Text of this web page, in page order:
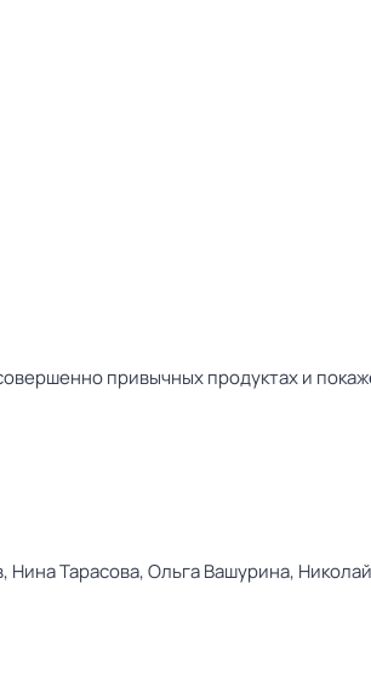
привычных продуктах и
Нина Тарасова,Ольга Вашурина,